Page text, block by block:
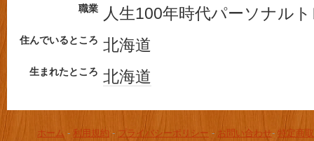
職業 人生100年時代パーソナル
住んでいるところ 北海道
生まれたところ 北海道
ホーム - 利用規約 - プライバシーポリシー - お問い合わせ- 特定商